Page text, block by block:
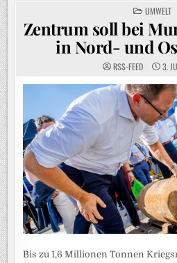
POSTED
IN
UMWELT
Zentrum soll bei
in Nord- und
RSS-FEED 3.
Bis zu 1,6 Millionen Tonnen